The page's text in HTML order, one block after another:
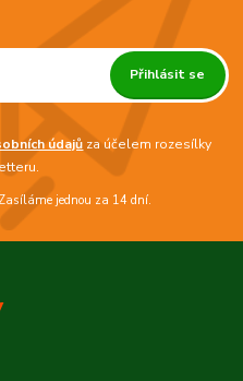
Přihlásit se
údajů za účelem rozesílky
jednou za 14 dní.